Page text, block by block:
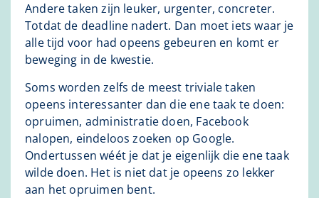
Andere taken zijn leuker, urgenter, concreter.
Totdat de deadline nadert. Dan moet iets waar je
alle tijd voor had opeens gebeuren en komt er
beweging in de kwestie.
Soms worden zelfs de meest triviale taken
opeens interessanter dan die ene taak te doen:
opruimen, administratie doen, Facebook
nalopen, eindeloos zoeken op Google.
Ondertussen wéét je dat je eigenlijk die ene taak
wilde doen. Het is niet dat je opeens zo lekker
aan het opruimen bent.